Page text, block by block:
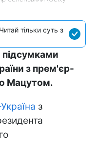
тільки суть з
підсумками
з прем'єр-
Мацутом.
з